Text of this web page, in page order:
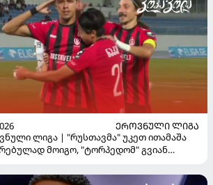
ᲔᲠᲝᲕᲜᲣᲚᲘ ᲚᲘᲒᲐ
ლიგა | "რუსთავმა" უკეთ ითამაშა
მოიგო, "ტორპედომ" გვიან